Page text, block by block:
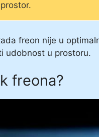
freon nije u
udobnost u prostoru.
freona?